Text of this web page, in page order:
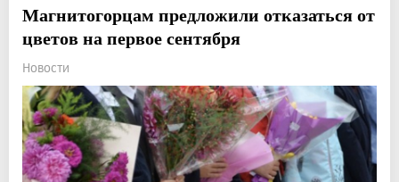
Магнитогорцам предложили отказаться от
цветов на первое сентября
Новости